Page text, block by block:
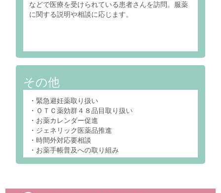
などで医療を受けられている患者さんを訪問。服薬
に関する説明や相談に応じます。
その他
・緊急避妊薬取り扱い
・ＯＴＣ薬効群４８品目取り扱い
・お薬カレンダー促進
・ジェネリック医薬品推進
・時間外対応要相談
・お薬手帳普及への取り組み